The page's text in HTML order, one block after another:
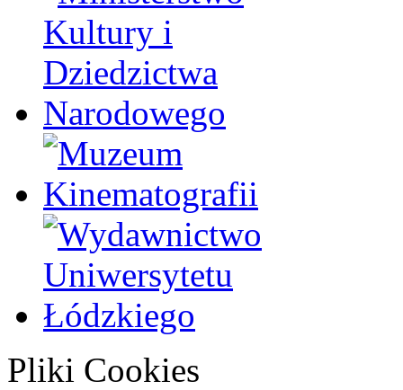
Pliki Cookies